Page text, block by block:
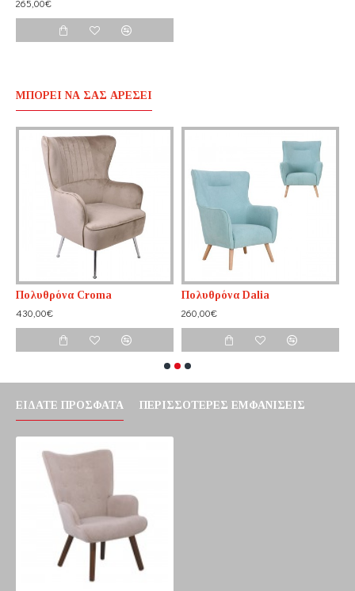
265,00€
ΜΠΟΡΕΊ ΝΑ ΣΑΣ ΑΡΈΣΕΙ
Πολυθρόνα Croma
430,00€
Πολυθρόνα Dalia
260,00€
ΕΊΔΑΤΕ ΠΡΌΣΦΑΤΑ ΠΕΡΙΣΣΌΤΕΡΕΣ ΕΜΦΑΝΊΣΕΙΣ